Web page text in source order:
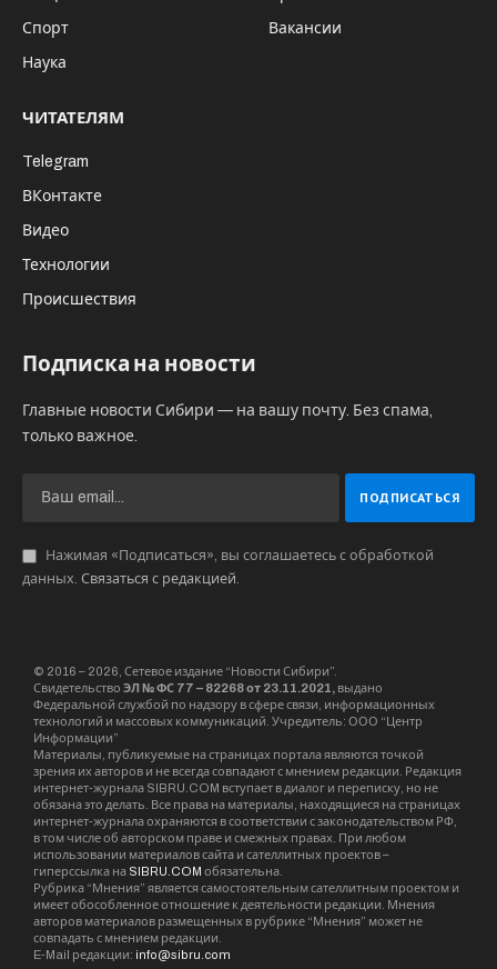
Спорт
Наука
Вакансии
ЧИТАТЕЛЯМ
Telegram
ВКонтакте
Видео
Технологии
Происшествия
Подписка на новости
Главные новости Сибири — на вашу почту. Без спама,
только важное.
Нажимая «Подписаться», вы соглашаетесь с обработкой
данных. Связаться с редакцией
© 2016 – 2026, Сетевое издание “Новости Сибири”.
Свидетельство ЭЛ № ФС 77 – 82268 от 23.11.2021, выдано
Федеральной службой по надзору в сфере связи, информационных
технологий и массовых коммуникаций. Учредитель: ООО “Центр
Информации”
Материалы, публикуемые на страницах портала являются точкой
зрения их авторов и не всегда совпадают с мнением редакции. Редакция
интернет-журнала SIBRU.COM вступает в диалог и переписку, но не
обязана это делать. Все права на материалы, находящиеся на страницах
интернет-журнала охраняются в соответствии с законодательством РФ,
в том числе об авторском праве и смежных правах. При любом
использовании материалов сайта и сателлитных проектов –
гиперссылка на SIBRU.COM обязательна.
Рубрика “Мнения” является самостоятельным сателлитным проектом и
имеет обособленное отношение к деятельности редакции. Мнения
авторов материалов размещенных в рубрике “Мнения” может не
совпадать с мнением редакции.
E-Mail редакции: info@sibru.com